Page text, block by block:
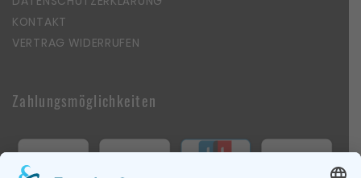
KONTAKT
VERTRAG WIDERRUFEN
Zahlungsmöglichkeiten